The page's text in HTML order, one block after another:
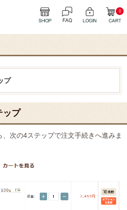
0
プ
ップ
次の4ステップで注文手続きへ進みま